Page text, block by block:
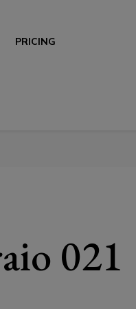
PRICING
021